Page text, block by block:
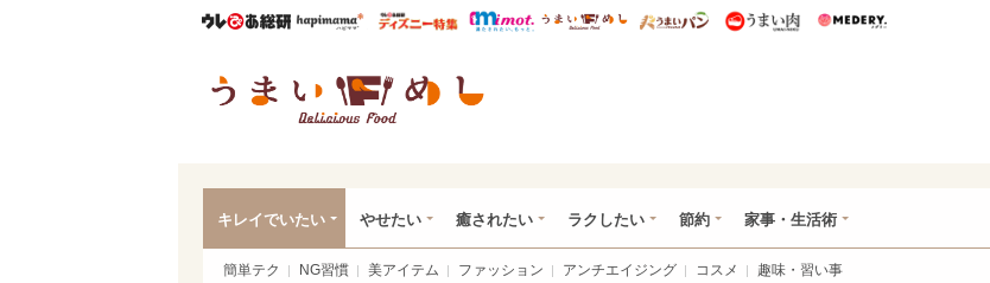
ウレぴあ総研ハピママ* ウレぴあ総研 ディズニー特集
mimot. うまいめし うまいパン うまい肉
キレイでいたい やせたい 癒されたい ラクしたい 節約 家事・生活術
簡単テク NG習慣 美アイテム ファッション アンチエイジング コスメ 趣味・習い事